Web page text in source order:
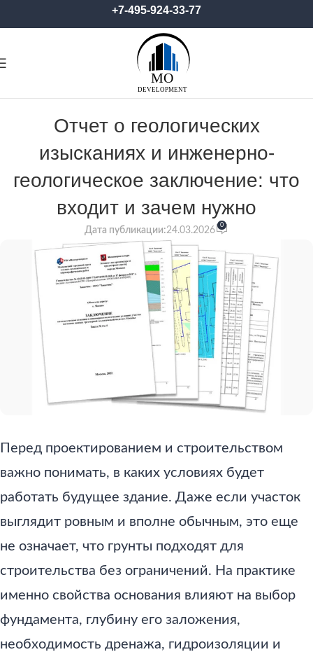
+7-495-924-33-77
Отчет о геологических
изысканиях и инженерно-
геологическое заключение: что
входит и зачем нужно
Дата публикации:24.03.2026
0
Перед проектированием и строительством
важно понимать, в каких условиях будет
работать будущее здание. Даже если участок
выглядит ровным и вполне обычным, это еще
не означает, что грунты подходят для
строительства без ограничений. На практике
именно свойства основания влияют на выбор
фундамента, глубину его заложения,
необходимость дренажа, гидроизоляции и